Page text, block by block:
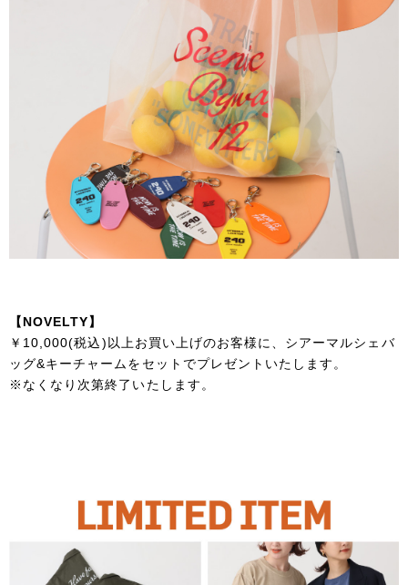
【NOVELTY】
￥10,000(税込)以上お買い上げのお客様に、シアーマルシェバ
ッグ&キーチャームをセットでプレゼントいたします。
※なくなり次第終了いたします。